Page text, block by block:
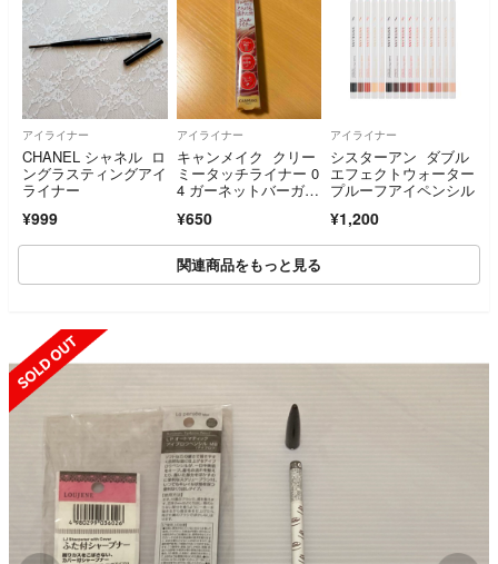
アイライナー
CHANEL シャネル ロ
ングラスティングアイ
ライナー
¥999
アイライナー
キャンメイク クリー
ミータッチライナー 0
4 ガーネットバーガン
¥650
アイライナー
シスターアン ダブル
エフェクトウォーター
プルーフアイペンシル
¥1,200
関連商品をもっと見る